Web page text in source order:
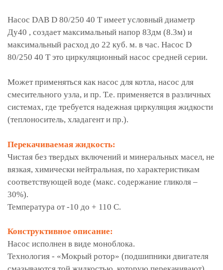
Насос DAB D 80/250 40 T имеет условный диаметр
Ду40 , создает максимальный напор 83дм (8.3м) и
максимальный расход до 22 куб. м. в час. Насос D
80/250 40 T это циркуляционный насос средней серии.
Может применяться как насос для котла, насос для
смесительного узла, и пр. Т.е. применяется в различных
системах, где требуется надежная циркуляция жидкости
(теплоноситель, хладагент и пр.).
Перекачиваемая жидкость:
Чистая без твердых включений и минеральных масел, не
вязкая, химически нейтральная, по характеристикам
соответствующей воде (макс. содержание гликоля –
30%).
Температура от -10 до + 110 С.
Конструктивное описание:
Насос исполнен в виде моноблока.
Технология - «Мокрый ротор» (подшипники двигателя